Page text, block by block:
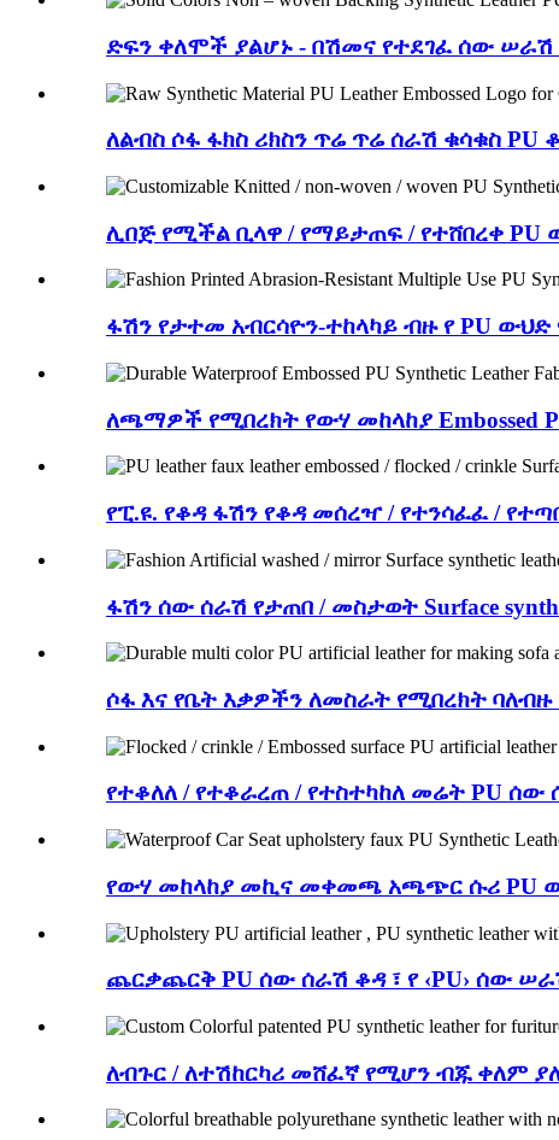
ድፍን ቀለሞች ያልሆኑ - በሽመና የተደገፈ ሰው ሠራሽ
ለልብስ ሶፋ ፋክስ ሪክስን ጥሬ ጥሬ ሰራሽ ቁሳቁስ PU
ሊበጅ የሚችል ቢላዋ / የማይታጠፍ / የተሸበረቀ PU
ፋሽን የታተመ አብርሳዮን-ተከላካይ ብዙ የ PU
ለጫማዎች የሚበረክት የውሃ መከላከያ Embossed
የፒ.ዩ. የቆዳ ፋሽን የቆዳ መሰረዣ / የተንሳፈፈ /
ፋሽን ሰው ሰራሽ የታጠበ / መስታወት Surface
ሶፋ እና የቤት እቃዎችን ለመስራት የሚበረክት
የተቆለለ / የተቆራረጠ / የተስተካከለ መሬት PU ሰው
የውሃ መከላከያ መኪና መቀመጫ አጫጭር ሱሪ PU
ጨርቃጨርቅ PU ሰው ሰራሽ ቆዳ ፣ የ ‹PU› ሰው
ለብጉር / ለተሽከርካሪ መሸፈኛ የሚሆን ብጁ ቀለም